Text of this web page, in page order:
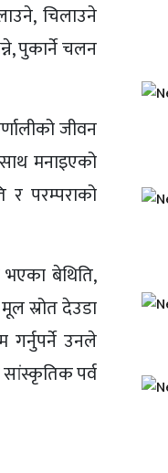
चिलाउने
पुकार्ने चलन
जीवन
मनाइएको
परम्पराको
बेथिति,
स्रोत देउडा
उनले
पर्व